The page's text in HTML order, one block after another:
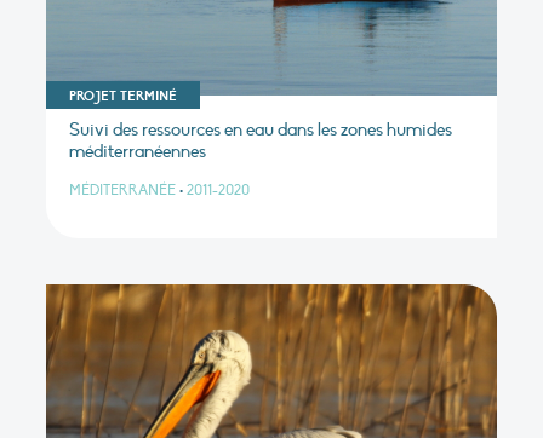
PROJET TERMINÉ
Suivi des ressources en eau dans les zones humides
méditerranéennes
MÉDITERRANÉE • 2011-2020